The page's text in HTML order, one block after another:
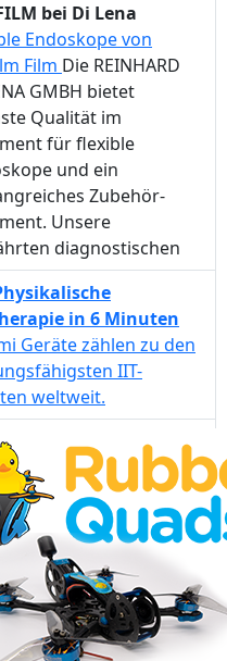
bei Di Lena
Endoskope von
Film Die REINHARD
GMBH bietet
Qualität im
für flexible
und ein
Zubehör-
Unsere
diagnostischen
in 6 Minuten
Geräte zählen zu den
IIT-
weltweit.